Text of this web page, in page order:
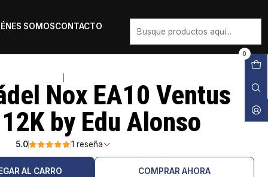
SOMOSCONTACTO
0
Nox EA10 Ventus
by Edu Alonso
5.0 1 reseña
AL CARRO COMPRAR AHORA